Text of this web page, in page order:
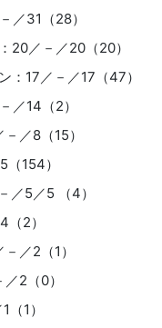
／31（28）
20／－／20（20）
：17／－／17（47）
／14（2）
／8（15）
154）
／5／5 （4）
2）
／2（1）
2（0）
1）